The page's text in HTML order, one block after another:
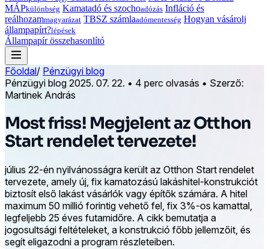
MÁPkülönbség Kamatadó és szochoadózás Infláció és
reálhozammagyarázat TBSZ számlaadómentesség Hogyan vásárolj
állampapírt?lépések
Állampapír összehasonlító
Főoldal/ Pénzügyi blog
Pénzügyi blog 2025. 07. 22. • 4 perc olvasás • Szerző:
Martinek András
Most friss! Megjelent az Otthon
Start rendelet tervezete!
július 22-én nyilvánosságra került az Otthon Start rendelet
tervezete, amely új, fix kamatozású lakáshitel-konstrukciót
biztosít első lakást vásárlók vagy építők számára. A hitel
maximum 50 millió forintig vehető fel, fix 3%-os kamattal,
legfeljebb 25 éves futamidőre. A cikk bemutatja a
jogosultsági feltételeket, a konstrukció főbb jellemzőit, és
segít eligazodni a program részleteiben.